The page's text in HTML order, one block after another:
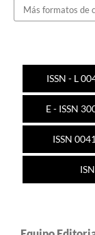
Más formatos de
ISSN - L
E - ISSN
ISSN